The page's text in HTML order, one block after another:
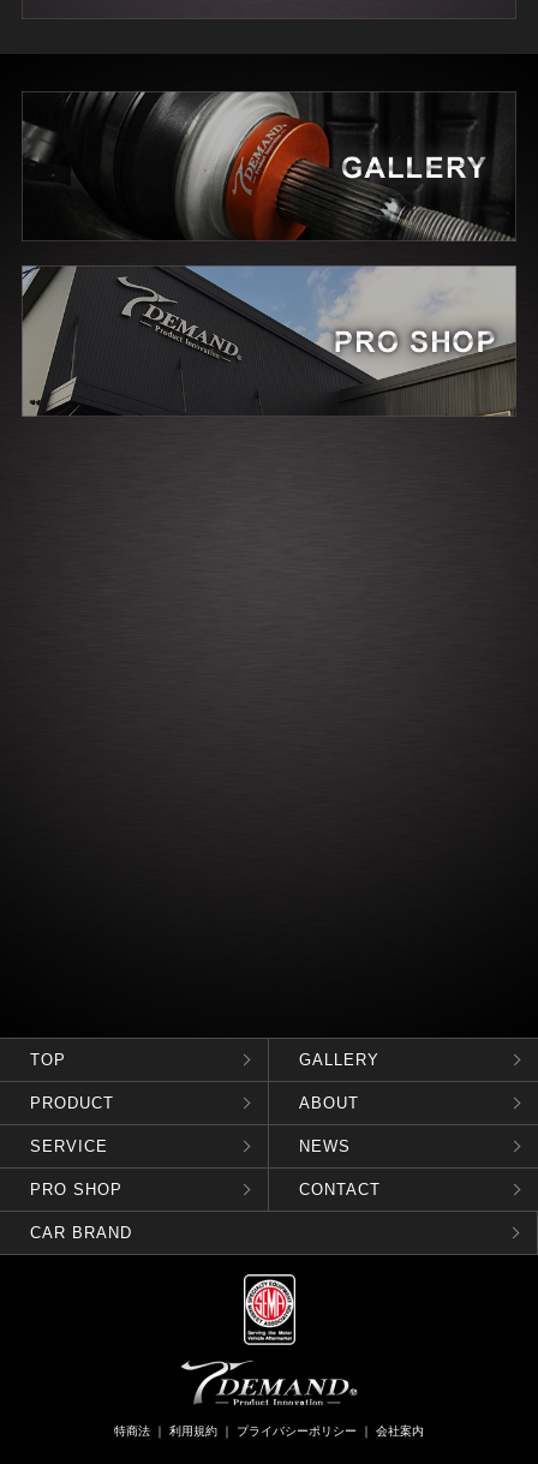
TOP GALLERY
PRODUCT ABOUT
SERVICE NEWS
PRO SHOP CONTACT
CAR BRAND
特商法 利用規約 プライバシーポリシー 会社案内